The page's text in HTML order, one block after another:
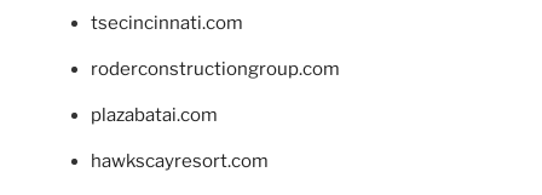
tsecincinnati.com
roderconstructiongroup.com
plazabatai.com
hawkscayresort.com